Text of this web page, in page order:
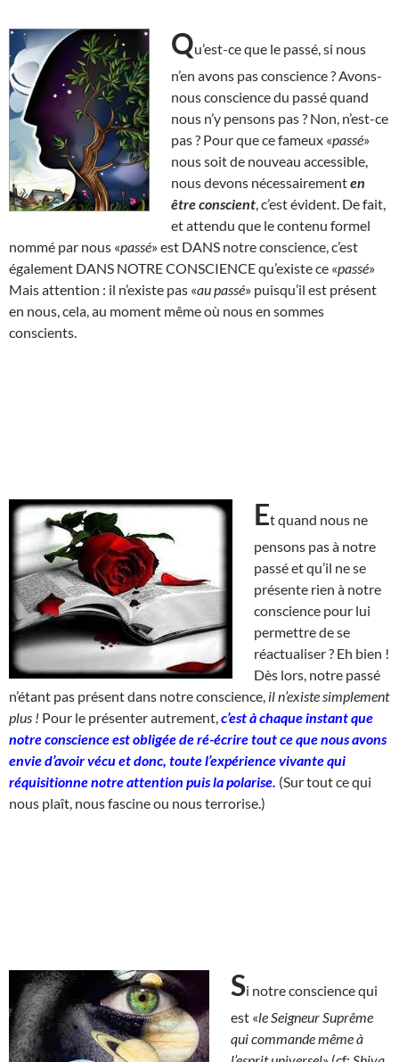
Qu’est-ce que le passé, si nous
n’en avons pas conscience ? Avons-
nous conscience du passé quand
nous n’y pensons pas ? Non, n’est-ce
pas ? Pour que ce fameux «passé»
nous soit de nouveau accessible,
nous devons nécessairementen
être conscient , c’est évident. De fait,
et attendu que le contenu formel
nommé par nous «passé» est DANS notre conscience, c’est
également DANS NOTRE CONSCIENCE qu’existe ce «passé»
Mais attention : il n’existe pas «au passé» puisqu’il est présent
en nous, cela, au moment même où nous en sommes
conscients.
Et quand nous ne
pensons pas à notre
passé et qu’il ne se
présente rien à notre
conscience pour lui
permettre de se
réactualiser ? Eh bien !
Dès lors, notre passé
n’étant pas présent dans notre conscience, il n’existe simplement
plus ! Pour le présenter autrement, c’est à chaque instant que
notre conscience est obligée de ré-écrire tout ce que nous avons
envie d’avoir vécu et donc, toute l’expérience vivante qui
réquisitionne notre attention puis la polarise. (Sur tout ce qui
nous plaît, nous fascine ou nous terrorise.)
Si notre conscience qui
est «le Seigneur Suprême
qui commande même à